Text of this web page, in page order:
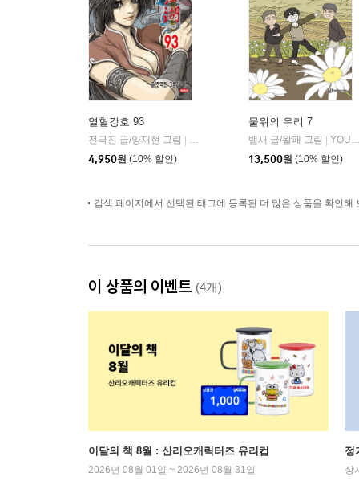
열혈강호 93
전극진 글/양재현 그림
대원
4,950원 (10% 할인)
물위의 우리 7
뱁새 글/왈패 그림
YOUNGCOM(영컴)
13,500원 (10% 할인)
검색 페이지에서 선택된 태그에 등록된 더 많은 상품을 확인해
이 상품의 이벤트 (4개)
이달의 책 8월 : 산리오캐릭터즈 유리컵
2026년 08월 01일 ~ 2026년 08월 31일
정
상